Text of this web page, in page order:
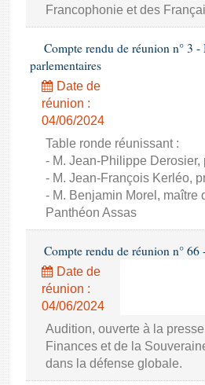
Francophonie et des
Compte rendu de réunion n° 3
parlementaires
Date de
réunion :
04/06/2024
Table ronde réunissant :
- M. Jean-Philippe
- M. Jean-François Kerléo,
- M. Benjamin Morel, maître
Panthéon Assas
Compte rendu de réunion n° 66
Date de
réunion :
04/06/2024
Audition, ouverte à la
Finances et de la
dans la défense globale.